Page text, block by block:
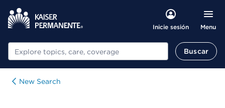
Inicie sesión Menu
Buscar Buscar
New Search